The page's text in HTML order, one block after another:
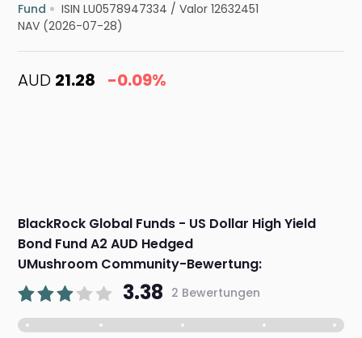
Fund ISIN LU0578947334 /Valor 12632451
NAV (2026-07-28)
AUD 21.28 -0.09%
BlackRock Global Funds - US Dollar High Yield
Bond Fund A2 AUD Hedged
UMushroom Community-Bewertung:
3.38 2 Bewertungen